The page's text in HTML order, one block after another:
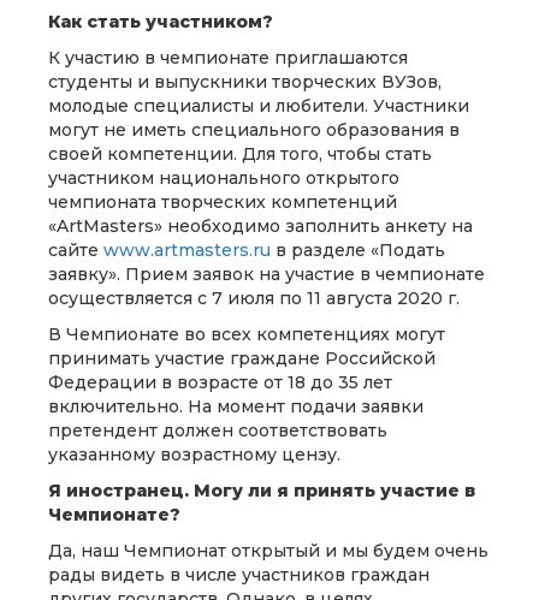
Как стать участником?
К участию в чемпионате приглашаются
студенты и выпускники творческих ВУЗов,
молодые специалисты и любители. Участники
могут не иметь специального образования в
своей компетенции. Для того, чтобы стать
участником национального открытого
чемпионата творческих компетенций
«ArtMasters» необходимо заполнить анкету на
сайте www.artmasters.ru в разделе «Подать
заявку». Прием заявок на участие в чемпионате
осуществляется с 7 июля по 11 августа 2020 г.
В Чемпионате во всех компетенциях могут
принимать участие граждане Российской
Федерации в возрасте от 18 до 35 лет
включительно. На момент подачи заявки
претендент должен соответствовать
указанному возрастному цензу.
Я иностранец. Могу ли я принять участие в
Чемпионате?
Да, наш Чемпионат открытый и мы будем очень
рады видеть в числе участников граждан